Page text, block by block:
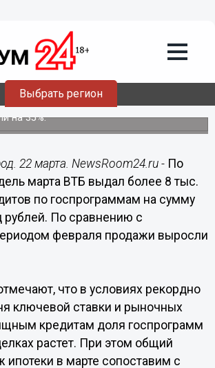
Выбрать регион
выдачу льготной
периодом февраля
на 35%.
22 марта. NewsRoom24.ru - По
марта ВТБ выдал более 8 тыс.
по госпрограммам на сумму
По сравнению с
февраля продажи выросли
что в условиях рекордно
ключевой ставки и рыночных
кредитам доля госпрограмм
растет. При этом общий
ипотеки в марте сопоставим с